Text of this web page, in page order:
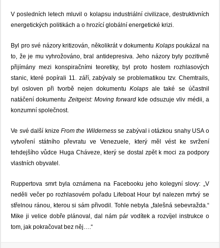
V posledních letech mluvil o kolapsu industriální civilizace, destruktivních
energetických politikách a o hrozící globální energetické krizi.
Byl pro své názory kritizován, několikrát v dokumentu Kolapspoukázal na
to, že je mu vyhrožováno, bral antidepresiva. Jeho názory byly pozitivně
přijímány mezi konspiračními teoretiky, byl proto hostem rozhlasových
stanic, které popírali 11. září, zabývaly se problematikou tzv. Chemtrails,
byl osloven při tvorbě nejen dokumentuKolaps ale také se účastnil
natáčení dokumentuZeitgeist: Moving forwardkde odsuzuje vliv médii, a
konzumní společnost.
Ve své další knize From the Wildernessse zabýval i otázkou snahy USA o
vytvoření státního převratu ve Venezuele, který měl vést ke svržení
tehdejšího vůdce Huga Cháveze, který se dostal zpět k moci za podpory
vlastních obyvatel.
Ruppertova smrt byla oznámena na Facebooku jeho kolegyní slovy: „V
neděli večer po rozhlasovém pořadu Lifeboat Hour byl nalezen mrtvý se
střelnou ránou, kterou si sám přivodil. Tohle nebyla „falešná sebevražda.“
Mike ji velice dobře plánoval, dal nám pár vodítek a rozvíjel instrukce o
tom, jak pokračovat bez něj….“